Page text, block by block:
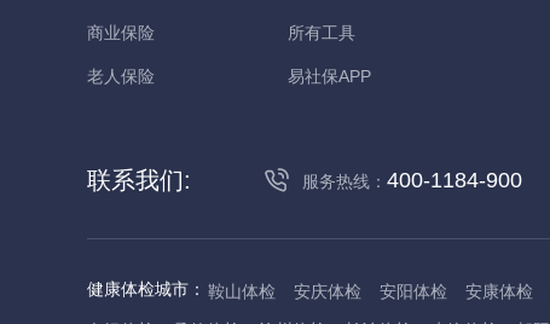
商业保险
老人保险
所有工具
易社保APP
联系我们: 服务热线： 400-1184-900
健康体检城市： 鞍山体检 安庆体检 安阳体检 安康体检